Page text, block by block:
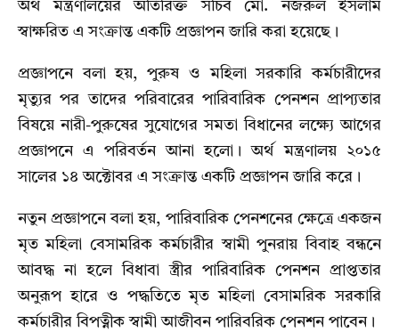
অর্থ মন্ত্রণালয়ের অতিরিক্ত সচিব মো. নজরুল ইসলাম
স্বাক্ষরিত এ সংক্রান্ত একটি প্রজ্ঞাপন জারি করা হয়েছে।
প্রজ্ঞাপনে বলা হয়, পুরুষ ও মহিলা সরকারি কর্মচারীদের
মৃত্যুর পর তাদের পরিবারের পারিবারিক পেনশন প্রাপ্যতার
বিষয়ে নারী-পুরুষের সুযোগের সমতা বিধানের লক্ষ্যে আগের
প্রজ্ঞাপনে এ পরিবর্তন আনা হলো। অর্থ মন্ত্রণালয় ২০১৫
সালের ১৪ অক্টোবর এ সংক্রান্ত একটি প্রজ্ঞাপন জারি করে।
নতুন প্রজ্ঞাপনে বলা হয়, পারিবারিক পেনশনের ক্ষেত্রে একজন
মৃত মহিলা বেসামরিক কর্মচারীর স্বামী পুনরায় বিবাহ বন্ধনে
আবদ্ধ না হলে বিধাবা স্ত্রীর পারিবারিক পেনশন প্রাপ্ততার
অনুরূপ হারে ও পদ্ধতিতে মৃত মহিলা বেসামরিক সরকারি
কর্মচারীর বিপত্নীক স্বামী আজীবন পারিবরিক পেনশন পাবেন।